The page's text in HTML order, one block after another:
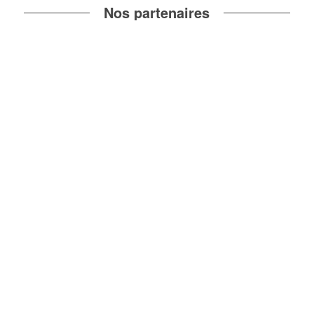
Nos partenaires